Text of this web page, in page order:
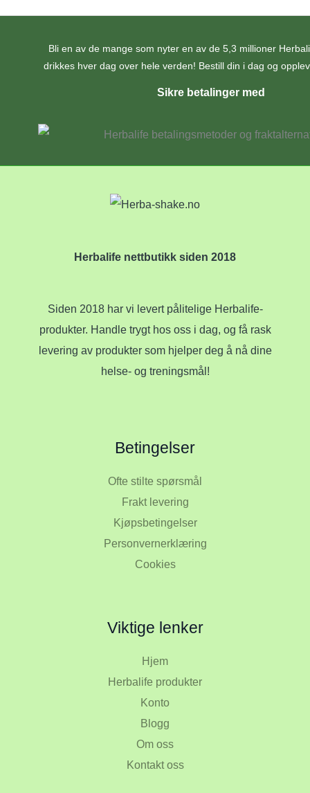
Bli en av de mange som nyter en av de 5,3 millioner
drikkes hver dag over hele verden! Bestill din i dag og
Sikre betalinger med
Herbalife nettbutikk siden 2018
Siden 2018 har vi levert pålitelige Herbalife-
produkter. Handle trygt hos oss i dag, og få rask
levering av produkter som hjelper deg å nå dine
helse- og treningsmål!
Betingelser
Ofte stilte spørsmål
Frakt levering
Kjøpsbetingelser
Personvernerklæring
Cookies
Viktige lenker
Hjem
Herbalife produkter
Konto
Blogg
Om oss
Kontakt oss